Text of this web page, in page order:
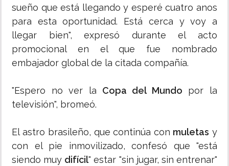
sueño que está llegando y esperé cuatro anos
para esta oportunidad. Está cerca y voy a
llegar bien", expresó durante el acto
promocional en el que fue nombrado
embajador global de la citada compañía.
"Espero no ver la Copa del Mundo por la
televisión", bromeó.
El astro brasileño, que continúa con muletas y
con el pie inmovilizado, confesó que "está
siendo muy difícil" estar "sin jugar, sin entrenar"